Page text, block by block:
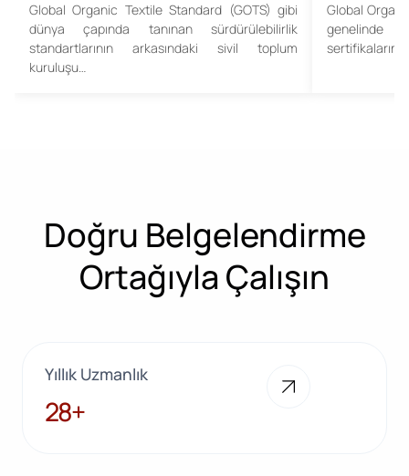
Global Organic Textile Standard (GOTS) gibi
dünya çapında tanınan sürdürülebilirlik
standartlarının arkasındaki sivil toplum
kuruluşu…
Global
genelinde
Doğru Belgelendirme
Ortağıyla Çalışın
Yıllık Uzmanlık
28+
28+